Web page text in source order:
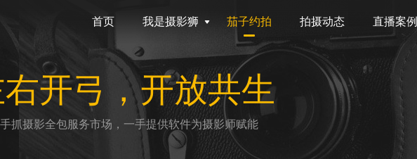
首页 我是摄影狮 茄子约拍 拍摄动态 直播案例
开弓，开放共生
抓摄影全包服务市场，一手提供软件为摄影师赋能